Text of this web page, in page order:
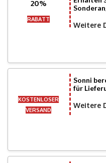
20%
RABATT
Weitere
KOSTENLOSER
VERSAND
Sonni
für
Weitere